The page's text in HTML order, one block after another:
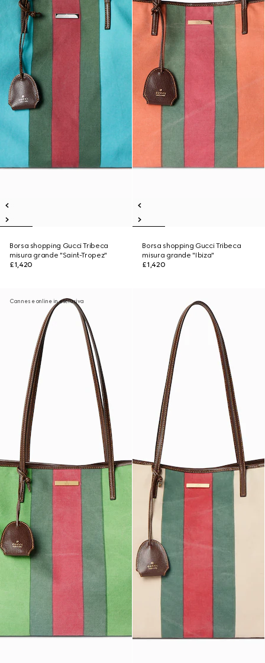
Borsa shopping Gucci Tribeca
misura grande "Saint-Tropez"
£1,420
Borsa shopping Gucci Tribeca
misura grande "Ibiza"
£1,420
Cannes e online in esclusiva